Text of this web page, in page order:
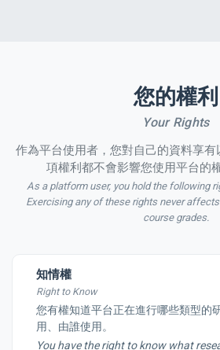
您的權利
Your Rights
作為平台使用者，您對自己的資料享
項權利都不會影響您使用平台的
As a platform user, you hold the following
Exercising any of these rights never
course grades.
知情權
Right to Know
您有權知道平台正在進行哪些類型的
用、由誰使用。
You have the right to know what